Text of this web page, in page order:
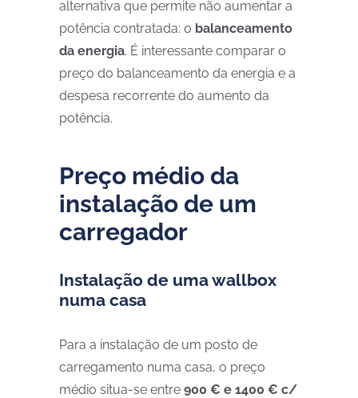
alternativa que permite não aumentar a
potência contratada: o balanceamento
da energia. É interessante comparar o
preço do balanceamento da energia e a
despesa recorrente do aumento da
potência.
Preço médio da
instalação de um
carregador
Instalação de uma wallbox
numa casa
Para a instalação de um posto de
carregamento numa casa, o preço
médio situa-se entre 900 € e 1400 € c/